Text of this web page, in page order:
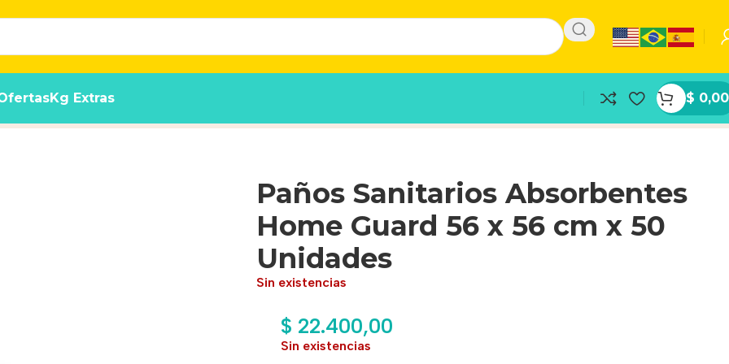
Kg Extras $ 0,00
56 x 56 cm x 50 Unidades
Paños Sanitarios Absorbentes
Home Guard 56 x 56 cm x 50
Unidades
Sin existencias
$ 22.400,00
Sin existencias